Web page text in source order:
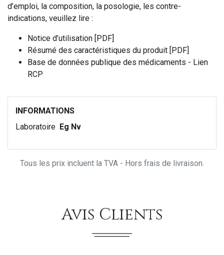
d’emploi, la composition, la posologie, les contre-
indications, veuillez lire :
Notice d’utilisation [PDF]
Résumé des caractéristiques du produit [PDF]
Base de données publique des médicaments - Lien
RCP
INFORMATIONS
Laboratoire Eg Nv
Tous les prix incluent la TVA - Hors frais de livraison.
Avis Clients